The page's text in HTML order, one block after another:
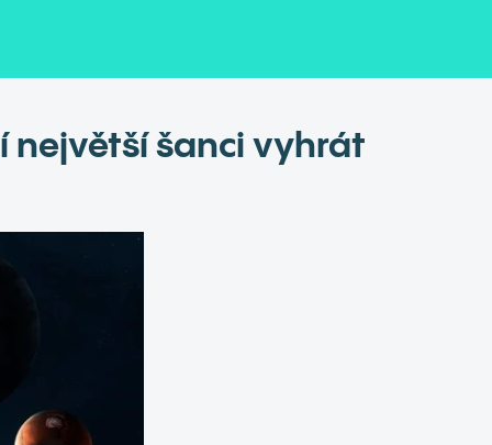
největší šanci vyhrát